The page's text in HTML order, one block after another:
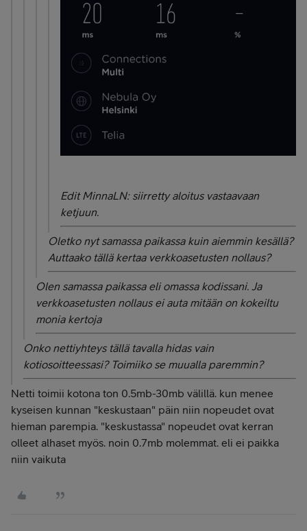
Edit MinnaLN: siirretty aloitus vastaavaan
ketjuun.
Oletko nyt samassa paikassa kuin aiemmin kesällä?
Auttaako tällä kertaa verkkoasetusten nollaus?
Olen samassa paikassa eli omassa kodissani. Ja
verkkoasetusten nollaus ei auta mitään on kokeiltu
monia kertoja
Onko nettiyhteys tällä tavalla hidas vain
kotiosoitteessasi? Toimiiko se muualla paremmin?
Netti toimii kotona ton 0.5mb-30mb välillä. kun menee
kyseisen kunnan "keskustaan" päin niin nopeudet ovat
hieman parempia. "keskustassa" nopeudet ovat kerran
olleet alhaset myös. noin 0.7mb molemmat. eli ei paikka
niin vaikuta